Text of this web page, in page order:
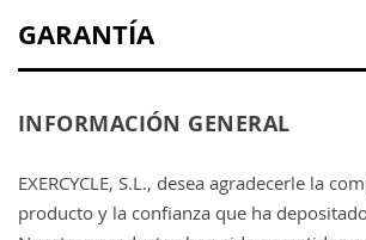
GARANTÍA
INFORMACIÓN GENERAL
EXERCYCLE, S.L., desea agradecerle la
producto y la confianza que ha